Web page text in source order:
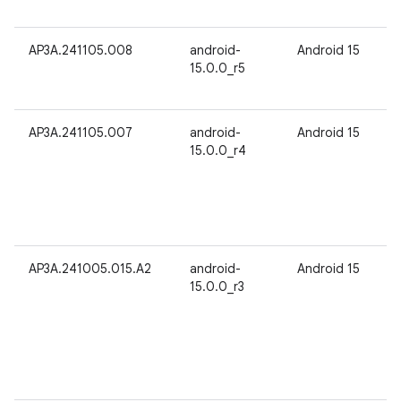
AP3A.241105.008
android-
15.0.0_r5
Android 15
AP3A.241105.007
android-
15.0.0_r4
Android 15
AP3A.241005.015.A2
android-
15.0.0_r3
Android 15